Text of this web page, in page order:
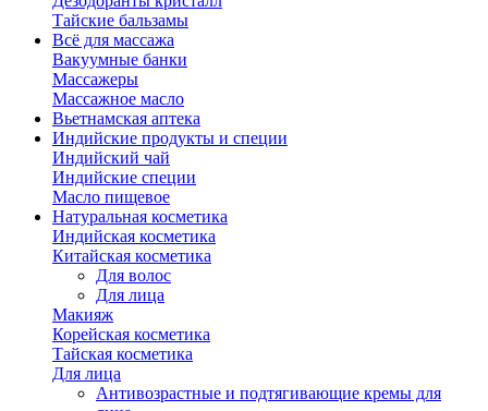
Тайские бальзамы
Всё для массажа
Вакуумные банки
Массажеры
Массажное масло
Вьетнамская аптека
Индийские продукты и специи
Индийский чай
Индийские специи
Масло пищевое
Натуральная косметика
Индийская косметика
Китайская косметика
Для волос
Для лица
Макияж
Корейская косметика
Тайская косметика
Для лица
Антивозрастные и подтягивающие кремы для